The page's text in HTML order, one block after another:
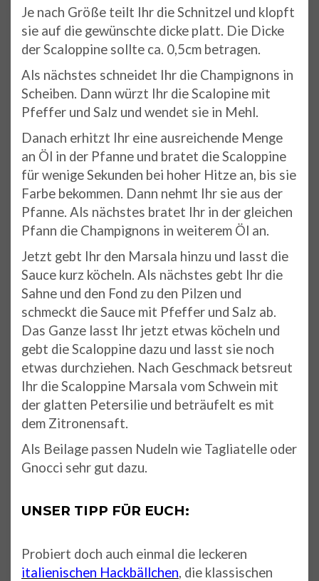
Je nach Größe teilt Ihr die Schnitzel und klopft
sie auf die gewünschte dicke platt. Die Dicke
der Scaloppine sollte ca. 0,5cm betragen.
Als nächstes schneidet Ihr die Champignons in
Scheiben. Dann würzt Ihr die Scalopine mit
Pfeffer und Salz und wendet sie in Mehl.
Danach erhitzt Ihr eine ausreichende Menge
an Öl in der Pfanne und bratet die Scaloppine
für wenige Sekunden bei hoher Hitze an, bis sie
Farbe bekommen. Dann nehmt Ihr sie aus der
Pfanne. Als nächstes bratet Ihr in der gleichen
Pfann die Champignons in weiterem Öl an.
Jetzt gebt Ihr den Marsala hinzu und lasst die
Sauce kurz köcheln. Als nächstes gebt Ihr die
Sahne und den Fond zu den Pilzen und
schmeckt die Sauce mit Pfeffer und Salz ab.
Das Ganze lasst Ihr jetzt etwas köcheln und
gebt die Scaloppine dazu und lasst sie noch
etwas durchziehen. Nach Geschmack betsreut
Ihr die Scaloppine Marsala vom Schwein mit
der glatten Petersilie und beträufelt es mit
dem Zitronensaft.
Als Beilage passen Nudeln wie Tagliatelle oder
Gnocci sehr gut dazu.
UNSER TIPP FÜR EUCH:
Probiert doch auch einmal die leckeren
italienischen Hackbällchen, die klassischen